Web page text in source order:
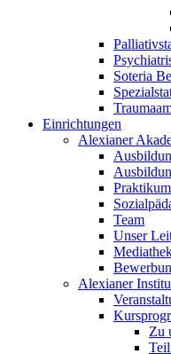
Soteria
Einrichtungen
Alexianer
Team
Unser
Alexianer
Zu